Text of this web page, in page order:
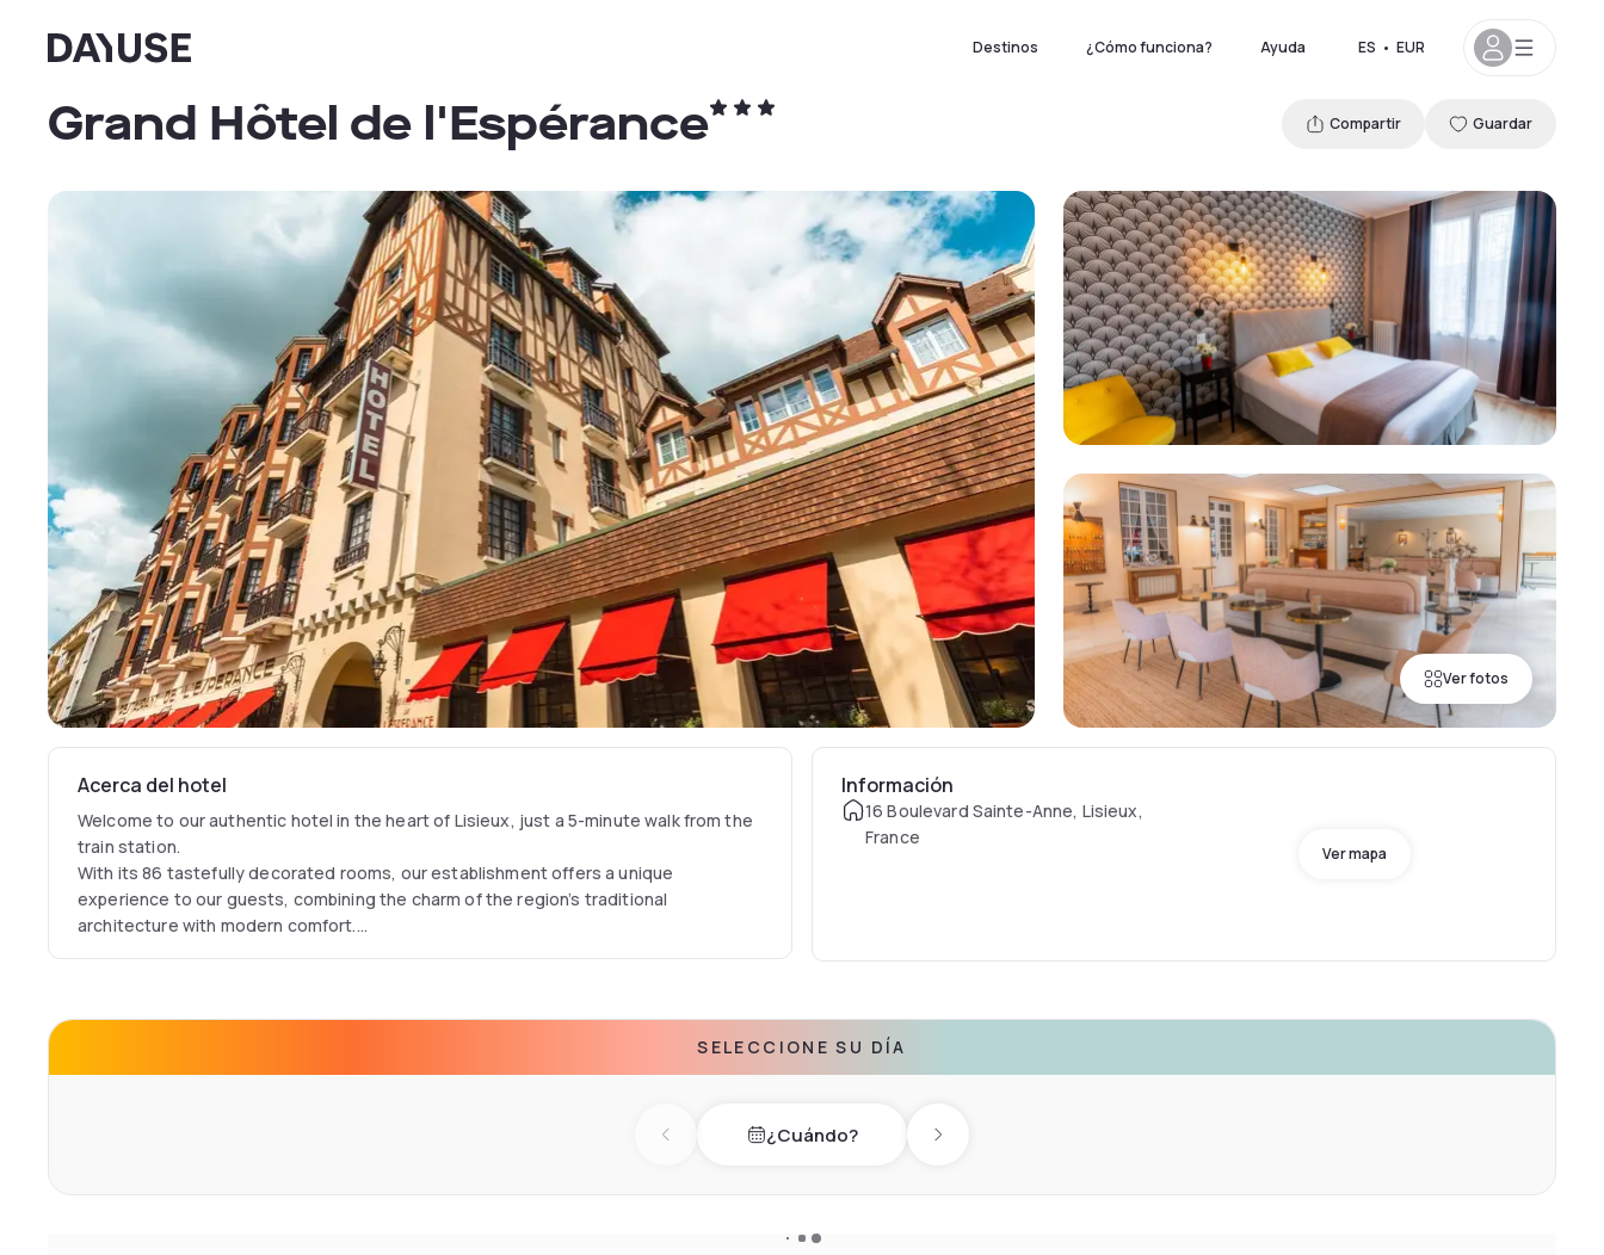
Dayuse Destinos ¿Cómo funciona? Ayuda ES • EUR
Ver fotos
Grand Hôtel de l'Espérance Compartir Guardar
Acerca del hotel
Welcome to our authentic hotel in the heart of Lisieux, just a 5-minute walk from the
train station.
With its 86 tastefully decorated rooms, our establishment offers a unique
experience to our guests, combining the charm of the region’s traditional
architecture with modern comfort.
Información
16 Boulevard Sainte-Anne, Lisieux,
France
Ver mapa
SELECCIONE SU DÍA
Previous day¿Cuándo? Next day